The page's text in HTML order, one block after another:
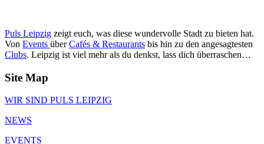
Puls Leipzig zeigt euch, was diese wundervolle Stadt zu bieten hat.
Von Events überCafés & Restaurants bis hin zu den angesagtesten
Clubs. Leipzig ist viel mehr als du denkst, lass dich überraschen…
Site Map
WIR SIND PULS LEIPZIG
NEWS
EVENTS